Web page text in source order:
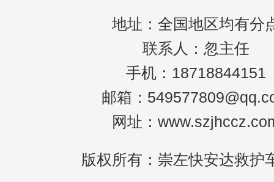
地址：全国地区均有分
联系人：忽主任
手机：18718844151
邮箱：
网址：
版权所有：崇左快安达救护